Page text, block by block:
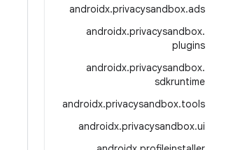
androidx.privacysandbox.ads
androidx.privacysandbox.
plugins
androidx.privacysandbox.
sdkruntime
androidx.privacysandbox.tools
androidx.privacysandbox.ui